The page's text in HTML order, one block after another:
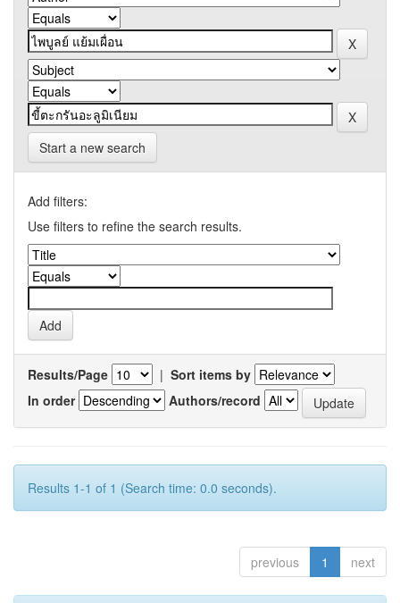
Start a new search
Add filters:
Use filters to refine the search results.
Results/Page | Sort items by
In order
Authors/record
Results 1-1 of 1 (Search time: 0.0 seconds).
previous 1 next